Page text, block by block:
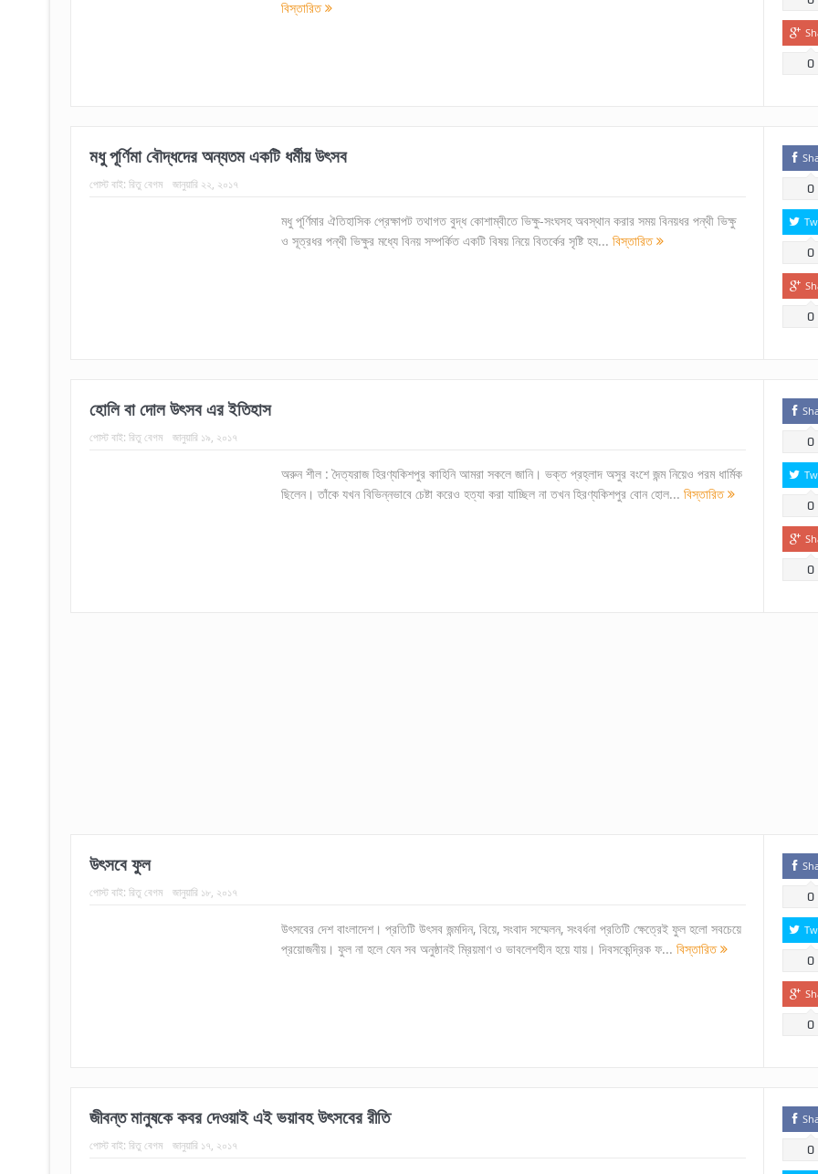
বিস্তারিত
0
মধু পূর্ণিমা বৌদ্ধদের অন্যতম একটি ধর্মীয় উৎসব
পোস্ট বাই: রিতু বেগম জানুয়ারি ২২, ২০১৭
মধু পূর্ণিমার ঐতিহাসিক প্রেক্ষাপট তথাগত বুদ্ধ কোশাম্বীতে ভিক্ষু-সংঘসহ অবস্থান করার সময় বিনয়ধর পন্থী ভিক্ষু
ও সূত্রধর পন্থী ভিক্ষুর মধ্যে বিনয় সম্পর্কিত একটি বিষয় নিয়ে বিতর্কের সৃষ্টি হয... বিস্তারিত
0
0
0
হোলি বা দোল উৎসব এর ইতিহাস
পোস্ট বাই: রিতু বেগম জানুয়ারি ১৯, ২০১৭
অরুন শীল : দৈত্যরাজ হিরণ্যকিশপুর কাহিনি আমরা সকলে জানি। ভক্ত প্রহ্লাদ অসুর বংশে জন্ম নিয়েও পরম ধার্মিক
ছিলেন। তাঁকে যখন বিভিন্নভাবে চেষ্টা করেও হত্যা করা যাচ্ছিল না তখন হিরণ্যকিশপুর বোন হোল... বিস্তারিত
0
0
0
উৎসবে ফুল
পোস্ট বাই: রিতু বেগম জানুয়ারি ১৮, ২০১৭
উৎসবের দেশ বাংলাদেশ। প্রতিটি উৎসব জন্মদিন, বিয়ে, সংবাদ সম্মেলন, সংবর্ধনা প্রতিটি ক্ষেত্রেই ফুল হলো সবচেয়ে
প্রয়োজনীয়। ফুল না হলে যেন সব অনুষ্ঠানই ম্রিয়মাণ ও ভাবলেশহীন হয়ে যায়। দিবসকেন্দ্রিক ফ... বিস্তারিত
0
0
0
জীবন্ত মানুষকে কবর দেওয়াই এই ভয়াবহ উৎসবের রীতি
পোস্ট বাই: রিতু বেগম জানুয়ারি ১৭, ২০১৭ 0